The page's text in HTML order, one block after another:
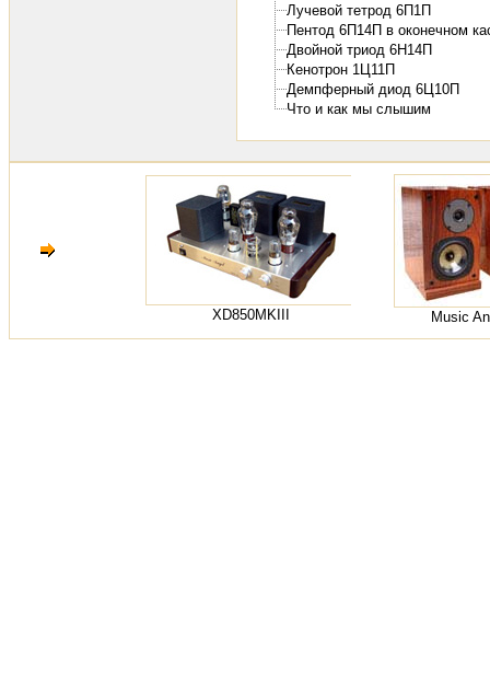
Лучевой тетрод 6П1П
Пентод 6П14П в оконечном
Двойной триод 6Н14П
Кенотрон 1Ц11П
Демпферный диод 6Ц10П
Что и как мы слышим
XD850MKIII Music